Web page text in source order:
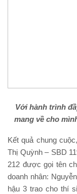
Với hành trình
mang về cho
Kết quả chung
Thị Quỳnh – SBD
212 được gọi tên
doanh nhân:
hậu 3 trao cho thí